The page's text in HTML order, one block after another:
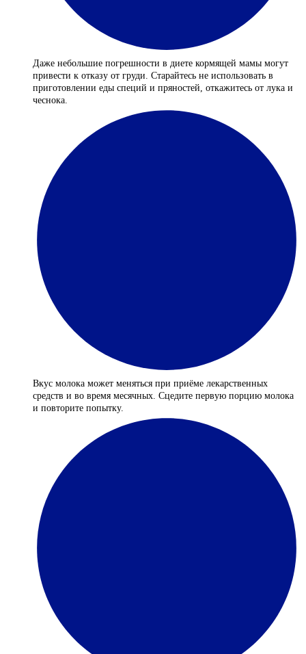
Даже небольшие погрешности в диете кормящей мамы могут
привести к отказу от груди. Старайтесь не использовать в
приготовлении еды специй и пряностей, откажитесь от лука и
чеснока.
Вкус молока может меняться при приёме лекарственных
средств и во время месячных. Сцедите первую порцию молока
и повторите попытку.